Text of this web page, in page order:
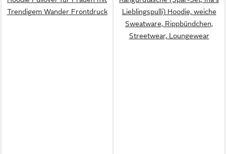
Trendigem Wander Frontdruck
Lieblingspulli) Hoodie, weiche
Sweatware, Rippbündchen,
Streetwear, Loungewear